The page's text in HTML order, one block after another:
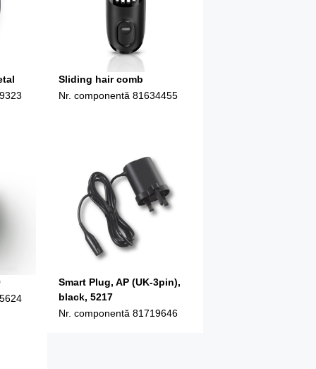
Sliding hair comb
Nr. componentă 81634455
Smart Plug, AP (UK-3pin),
black, 5217
Nr. componentă 81719646